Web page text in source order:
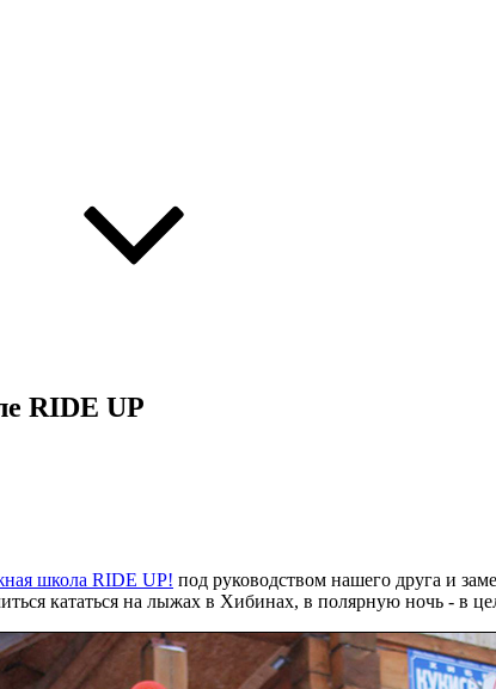
RIDE UP
школа RIDE UP! под руководством нашего друга и
кататься на лыжах в Хибинах, в полярную ночь - в